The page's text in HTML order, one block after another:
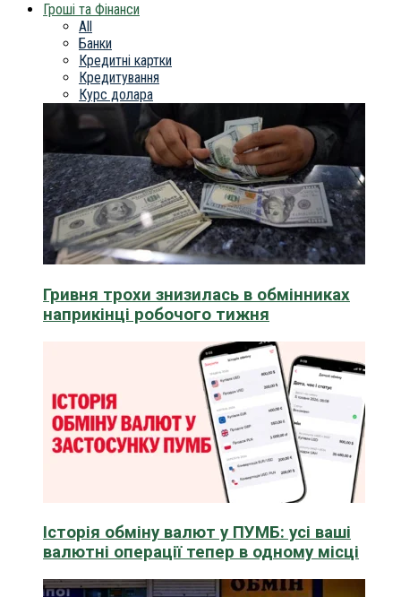
Гроші та Фінанси
All
Банки
Кредитні картки
Кредитування
Курс долара
Гривня трохи знизилась в обмінниках
наприкінці робочого тижня
Історія обміну валют у ПУМБ: усі ваші
валютні операції тепер в одному місці